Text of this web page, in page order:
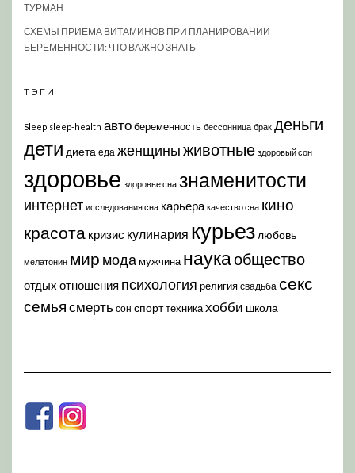
ТУРМАН
СХЕМЫ ПРИЕМА ВИТАМИНОВ ПРИ ПЛАНИРОВАНИИ
БЕРЕМЕННОСТИ: ЧТО ВАЖНО ЗНАТЬ
ТЭГИ
Sleep sleep-health автобеременность бессонница брак деньги
дети диета еда женщиныживотные здоровый сон
здоровье здоровье сна знаменитости
интернет исследования сна карьера качество сна кино
красота кризис кулинария курьез любовь
мелатонин мир модамужчина наукаобщество
отдых отношения психология религия свадьба секс
семья смерть сон спорттехникахобби школа